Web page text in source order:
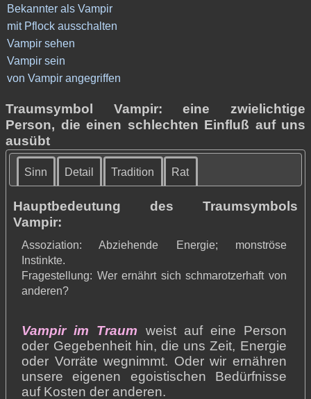
Bekannter als Vampir
mit Pflock ausschalten
Vampir sehen
Vampir sein
von Vampir angegriffen
Traumsymbol Vampir: eine zwielichtige
Person, die einen schlechten Einfluß auf uns
ausübt
Sinn Detail Tradition Rat
Hauptbedeutung des Traumsymbols
Vampir:
Assoziation: Abziehende Energie; monströse
Instinkte.
Fragestellung: Wer ernährt sich schmarotzerhaft von
anderen?
Vampir im Traum weist auf eine Person
oder Gegebenheit hin, die uns Zeit, Energie
oder Vorräte wegnimmt. Oder wir ernähren
unsere eigenen egoistischen Bedürfnisse
auf Kosten der anderen.